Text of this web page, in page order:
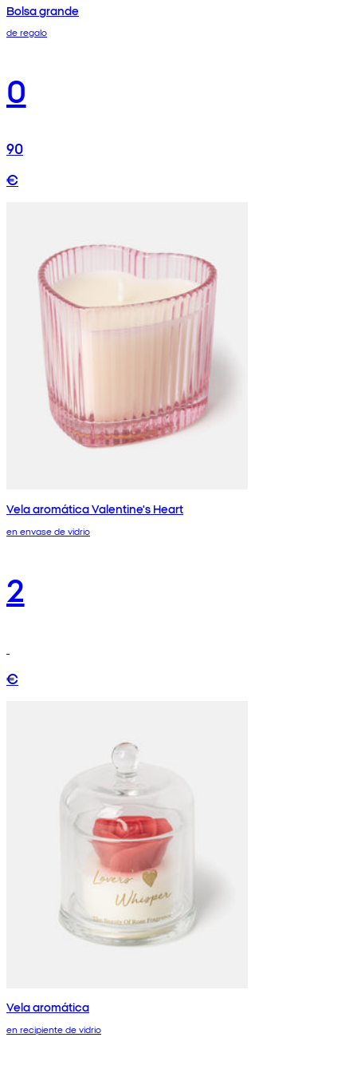
Bolsa grande
de regalo
0
90
€
Vela aromática Valentine's Heart
en envase de vidrio
2
€
Vela aromática
en recipiente de vidrio